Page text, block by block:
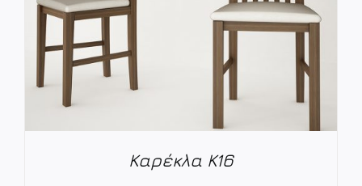
Καρέκλα K16